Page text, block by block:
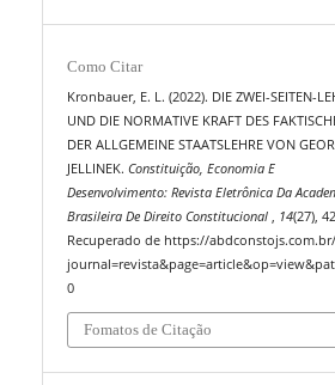
Como Citar
Kronbauer, E. L. (2022). DIE ZWEI-SEITEN-
UND DIE NORMATIVE KRAFT DES
DER ALLGEMEINE STAATSLEHRE VON
JELLINEK.Constituição, Economia E
Desenvolvimento: Revista Eletrônica Da
Brasileira De Direito Constitucional, 14(27),
Recuperado de https://
0
Fomatos de Citação